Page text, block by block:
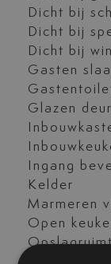
Dicht bij
Dicht bij
Dicht bij
Gasten
Glazen
Ingang
Kelder
Marmeren
Open